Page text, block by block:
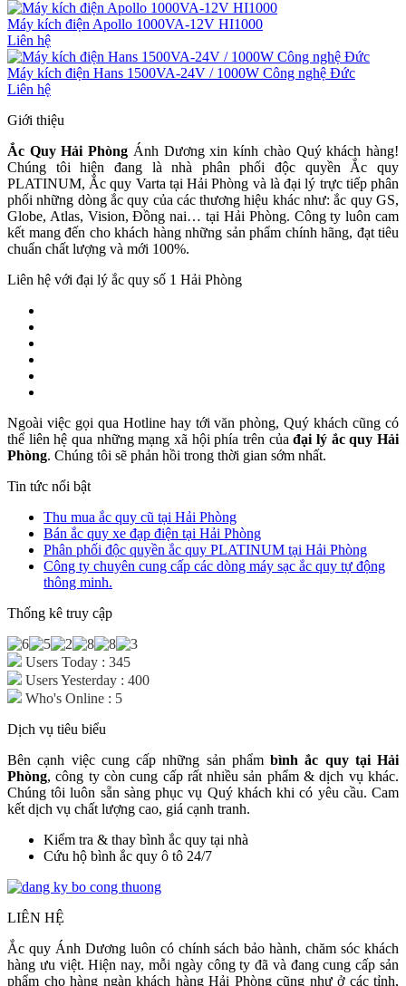
Máy kích điện Apollo 1000VA-12V HI1000
Liên hệ
Máy kích điện Hans 1500VA-24V / 1000W Công nghệ Đức
Liên hệ
Giới thiệu
Ắc Quy Hải Phòng Ánh Dương xin kính chào Quý khách hàng!
Chúng tôi hiện đang là nhà phân phối độc quyền Ắc quy
PLATINUM, Ắc quy Varta tại Hải Phòng và là đại lý trực tiếp phân
phối những dòng ắc quy của các thương hiệu khác như: ắc quy GS,
Globe, Atlas, Vision, Đồng nai… tại Hải Phòng. Công ty luôn cam
kết mang đến cho khách hàng những sản phẩm chính hãng, đạt tiêu
chuẩn chất lượng và mới 100%.
Liên hệ với đại lý ắc quy số 1 Hải Phòng
Ngoài việc gọi qua Hotline hay tới văn phòng, Quý khách cũng có
thể liên hệ qua những mạng xã hội phía trên củađại lý ắc quy Hải
Phòng. Chúng tôi sẽ phản hồi trong thời gian sớm nhất.
Tin tức nổi bật
Thu mua ắc quy cũ tại Hải Phòng
Bán ắc quy xe đạp điện tại Hải Phòng
Phân phối độc quyền ắc quy PLATINUM tại Hải Phòng
Công ty chuyên cung cấp các dòng máy sạc ắc quy tự động
thông minh.
Thống kê truy cập
Users Today : 345
Users Yesterday : 400
Who's Online : 5
Dịch vụ tiêu biểu
Bên cạnh việc cung cấp những sản phẩm bình ắc quy tại Hải
Phòng, công ty còn cung cấp rất nhiều sản phẩm & dịch vụ khác.
Chúng tôi luôn sẵn sàng phục vụ Quý khách khi có yêu cầu. Cam
kết dịch vụ chất lượng cao, giá cạnh tranh.
Kiểm tra & thay bình ắc quy tại nhà
Cứu hộ bình ắc quy ô tô 24/7
LIÊN HỆ
Ắc quy Ánh Dương luôn có chính sách bảo hành, chăm sóc khách
hàng ưu việt. Hiện nay, mỗi ngày công ty đã và đang cung cấp sản
phẩm cho hàng ngàn khách hàng Hải Phòng cũng như ở các tỉnh,